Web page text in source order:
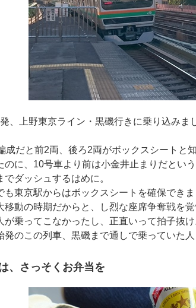
、上野東京ライン・黒磯行きに乗り込みま
成だと前2両、後ろ2両がボックスシートと
のに、10号車より前は小金井止まりだとい
でダッシュするはめに。
も東京駅からはボックスシートを確保できま
移動の時期だからと、し烈な座席争奪戦を
が乗ってこなかったし、正直いって拍子抜け
発のこの列車、黒磯まで通しで乗っていた
、さっそくお弁当を